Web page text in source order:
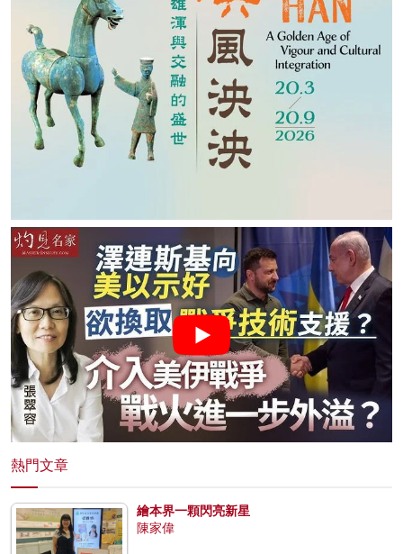
熱門文章
繪本界一顆閃亮新星
陳家偉